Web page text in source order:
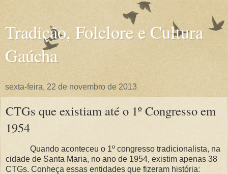
Tradição, Folclore e Cultura
Gaúcha
sexta-feira, 22 de novembro de 2013
CTGs que existiam até o 1º Congresso em
1954
Quando aconteceu o 1º congresso tradicionalista, na
cidade de Santa Maria, no ano de 1954, existim apenas 38
CTGs. Conheça essas entidades que fizeram história: